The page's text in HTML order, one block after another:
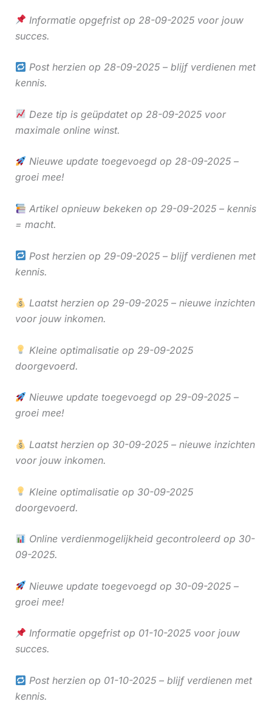
Informatie opgefrist op 28-09-2025 voor jouw
succes.
Post herzien op 28-09-2025 – blijf verdienen met
kennis.
Deze tip is geüpdatet op 28-09-2025 voor
maximale online winst.
Nieuwe update toegevoegd op 28-09-2025 –
groei mee!
Artikel opnieuw bekeken op 29-09-2025 – kennis
= macht.
Post herzien op 29-09-2025 – blijf verdienen met
kennis.
Laatst herzien op 29-09-2025 – nieuwe inzichten
voor jouw inkomen.
Kleine optimalisatie op 29-09-2025
doorgevoerd.
Nieuwe update toegevoegd op 29-09-2025 –
groei mee!
Laatst herzien op 30-09-2025 – nieuwe inzichten
voor jouw inkomen.
Kleine optimalisatie op 30-09-2025
doorgevoerd.
Online verdienmogelijkheid gecontroleerd op 30-
09-2025.
Nieuwe update toegevoegd op 30-09-2025 –
groei mee!
Informatie opgefrist op 01-10-2025 voor jouw
succes.
Post herzien op 01-10-2025 – blijf verdienen met
kennis.